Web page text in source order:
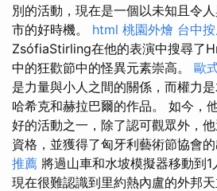
別的活動，現在是一個以未知且令
市的好時機。 html 桃園外燴 台中
ZsófiaStirling在他的表演中搜尋了
中的狂歡節中的怪異元素崇高。 歐
是力量與小人之間的關係，而權力
哈希克和赫拉巴爾的作品。 如今，
好的活動之一，除了認可觀眾外，
資格，並獲得了匈牙利藝術節協會的
推薦 將過山車和水坡模擬器移動到1
現在很難認識到里約熱內盧的外邦